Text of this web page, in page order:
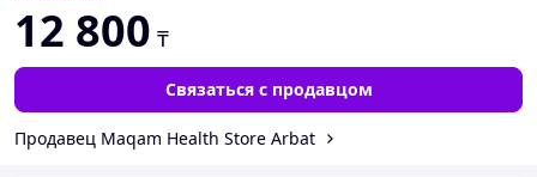
12 800 ₸
Связаться с продавцом
Продавец Maqam Health Store Arbat